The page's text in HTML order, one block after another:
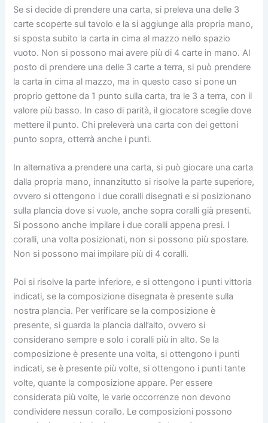
Se si decide di prendere una carta, si preleva una delle 3
carte scoperte sul tavolo e la si aggiunge alla propria mano,
si sposta subito la carta in cima al mazzo nello spazio
vuoto. Non si possono mai avere più di 4 carte in mano. Al
posto di prendere una delle 3 carte a terra, si può prendere
la carta in cima al mazzo, ma in questo caso si pone un
proprio gettone da 1 punto sulla carta, tra le 3 a terra, con il
valore più basso. In caso di parità, il giocatore sceglie dove
mettere il punto. Chi preleverà una carta con dei gettoni
punto sopra, otterrà anche i punti.
In alternativa a prendere una carta, si può giocare una carta
dalla propria mano, innanzitutto si risolve la parte superiore,
ovvero si ottengono i due coralli disegnati e si posizionano
sulla plancia dove si vuole, anche sopra coralli già presenti.
Si possono anche impilare i due coralli appena presi. I
coralli, una volta posizionati, non si possono più spostare.
Non si possono mai impilare più di 4 coralli.
Poi si risolve la parte inferiore, e si ottengono i punti vittoria
indicati, se la composizione disegnata è presente sulla
nostra plancia. Per verificare se la composizione è
presente, si guarda la plancia dall’alto, ovvero si
considerano sempre e solo i coralli più in alto. Se la
composizione è presente una volta, si ottengono i punti
indicati, se è presente più volte, si ottengono i punti tante
volte, quante la composizione appare. Per essere
considerata più volte, le varie occorrenze non devono
condividere nessun corallo. Le composizioni possono